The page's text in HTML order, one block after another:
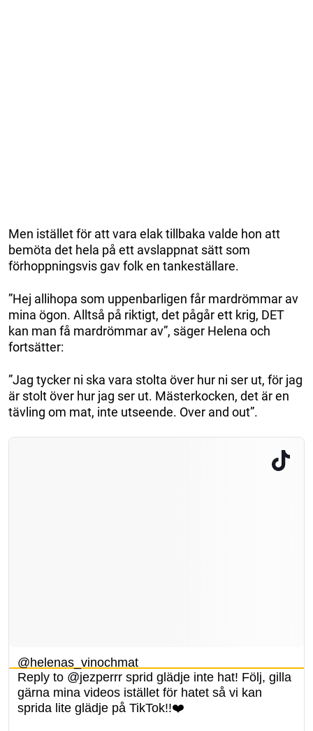
Men istället för att vara elak tillbaka valde hon att
bemöta det hela på ett avslappnat sätt som
förhoppningsvis gav folk en tankeställare.
”Hej allihopa som uppenbarligen får mardrömmar av
mina ögon. Alltså på riktigt, det pågår ett krig, DET
kan man få mardrömmar av”, säger Helena och
fortsätter:
”Jag tycker ni ska vara stolta över hur ni ser ut, för jag
är stolt över hur jag ser ut. Mästerkocken, det är en
tävling om mat, inte utseende. Over and out”.
@helenas_vinochmat
Reply to @jezperrr sprid glädje inte hat! Följ, gilla
gärna mina videos istället för hatet så vi kan
sprida lite glädje på TikTok!!❤️